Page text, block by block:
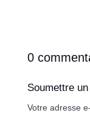
0
Soumettre
Votre adresse